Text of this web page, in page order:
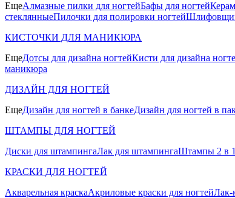
ЕщеАлмазные пилки для ногтейБафы для ногтей
стеклянныеПилочки для полировки ногтей
КИСТОЧКИ ДЛЯ МАНИКЮРА
ЕщеДотсы для дизайна ногтейКисти для дизайна
маникюра
ДИЗАЙН ДЛЯ НОГТЕЙ
ЕщеДизайн для ногтей в банкеДизайн для ногтей в
ШТАМПЫ ДЛЯ НОГТЕЙ
Диски для штампингаЛак для штампингаШтампы 2 в
КРАСКИ ДЛЯ НОГТЕЙ
Акварельная краскаАкриловые краски для ногтейЛак-